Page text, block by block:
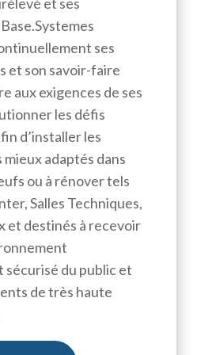
et ses
ses
et son savoir-faire
aux exigences de ses
les défis
d’installer les
mieux adaptés dans
ou à rénover tels
Salles Techniques,
et destinés à recevoir
du public et
de très haute